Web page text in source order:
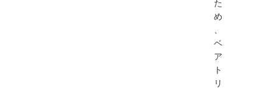
め
ベ
ア
ト
リ